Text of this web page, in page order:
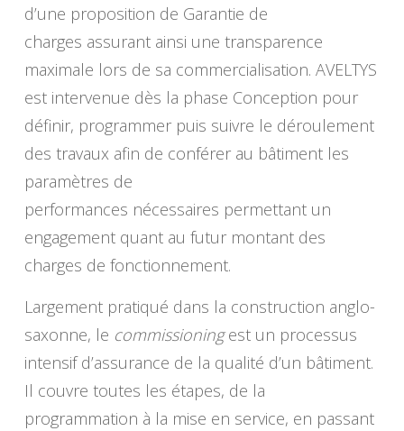
d’une proposition de Garantie de
charges assurant ainsi une transparence
maximale lors de sa commercialisation. AVELTYS
est intervenue dès la phase Conception pour
définir, programmer puis suivre le déroulement
des travaux afin de conférer au bâtiment les
paramètres de
performances nécessaires permettant un
engagement quant au futur montant des
charges de fonctionnement.
Largement pratiqué dans la construction anglo-
saxonne, le commissioningest un processus
intensif d’assurance de la qualité d’un bâtiment.
Il couvre toutes les étapes, de la
programmation à la mise en service, en passant